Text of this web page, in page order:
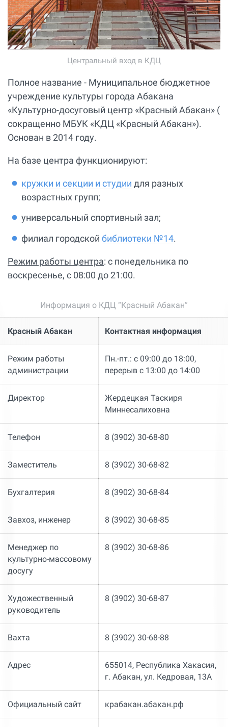
Центральный вход в КДЦ
Полное название - Муниципальное бюджетное
учреждение культуры города Абакана
«Культурно-досуговый центр «Красный Абакан» (
сокращенно МБУК «КДЦ «Красный Абакан»).
Основан в 2014 году.
На базе центра функционируют:
кружки и секции и студии для разных
возрастных групп;
универсальный спортивный зал;
филиал городской библиотеки №14.
Режим работы центра: с понедельника по
воскресенье, с 08:00 до 21:00.
Информация о КДЦ “Красный Абакан”
Красный Абакан Контактная информация
Режим работы
администрации
Пн.-пт.: с 09:00 до 18:00,
перерыв с 13:00 до 14:00
Директор
Жердецкая Таскиря
Миннесалиховна
Телефон 8 (3902) 30-68-80
Заместитель 8 (3902) 30-68-82
Бухгалтерия 8 (3902) 30-68-84
Завхоз, инженер 8 (3902) 30-68-85
Менеджер по
культурно-массовому
досугу
8 (3902) 30-68-86
Художественный
руководитель
8 (3902) 30-68-87
Вахта 8 (3902) 30-68-88
Адрес
655014, Республика Хакасия,
г. Абакан, ул. Кедровая, 13А
Официальный сайт крабакан.абакан.рф